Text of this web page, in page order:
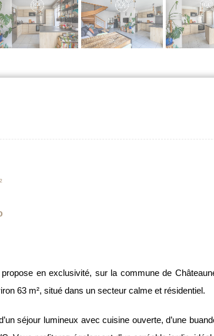
en exclusivité, sur la commune de
63 m², situé dans un secteur calme et résidentiel.
séjour lumineux avec cuisine ouverte, d’une